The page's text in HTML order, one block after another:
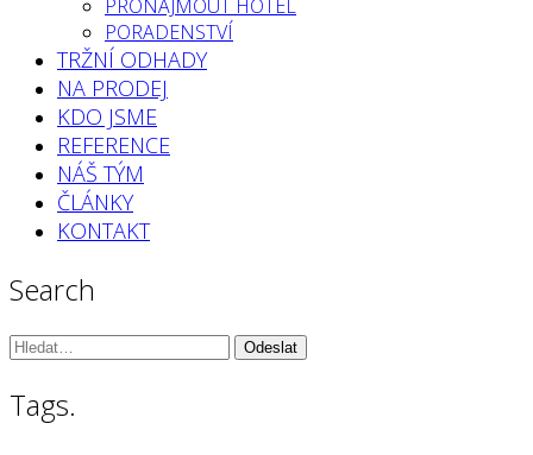
PRONAJMOUT HOTEL
PORADENSTVÍ
TRŽNÍ ODHADY
NA PRODEJ
KDO JSME
REFERENCE
NÁŠ TÝM
ČLÁNKY
KONTAKT
Search
Vyhledávání:
Tags.